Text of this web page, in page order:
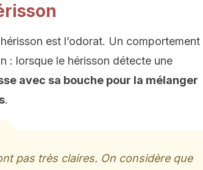
est l’odorat. Un comportement
: lorsque le hérisson détecte une
avec sa bouche pour la mélanger
.
pas très claires. On considère que